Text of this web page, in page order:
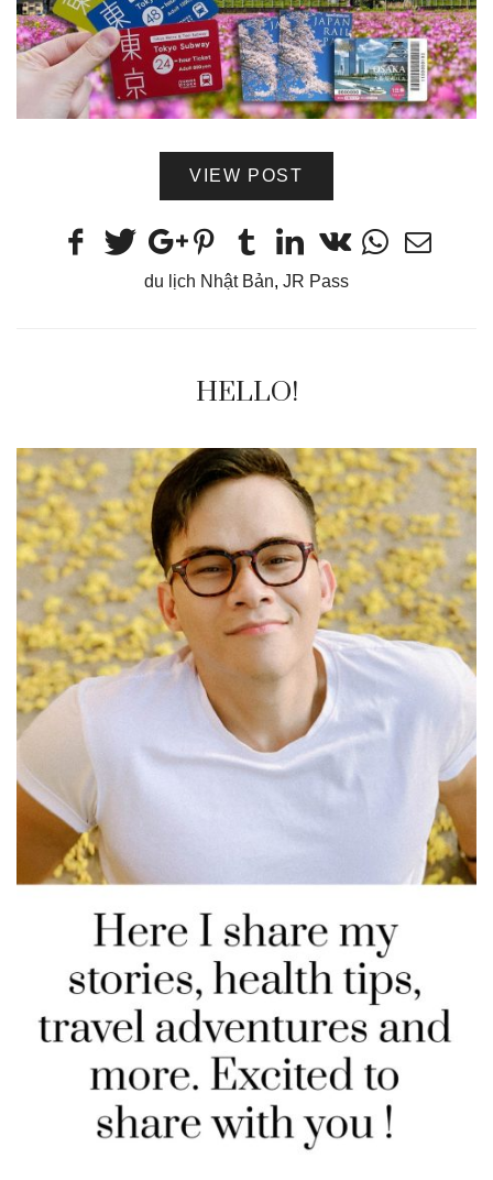
VIEW POST
du lịch Nhật Bản, JR Pass
HELLO!